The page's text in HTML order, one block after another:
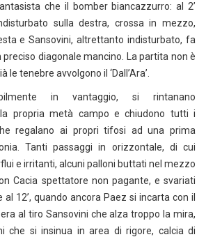
che il bomber biancazzurro: al 2’
sulla destra, crossa in mezzo,
e Sansovini, altrettanto indisturbato, fa
preciso diagonale mancino. La partita non è
tenebre avvolgono il ‘Dall’Ara’.
in vantaggio, si rintanano
propria metà campo e chiudono tutti i
regalano ai propri tifosi ad una prima
Tanti passaggi in orizzontale, di cui
e irritanti, alcuni palloni buttati nel mezzo
Cacia spettatore non pagante, e svariati
al 12’, quando ancora Paez si incarta con il
al tiro Sansovini che alza troppo la mira,
che si insinua in area di rigore, calcia di